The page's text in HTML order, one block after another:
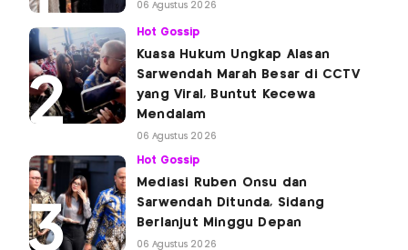
06 Agustus 2026
Hot Gossip
Kuasa Hukum Ungkap Alasan
Sarwendah Marah Besar di CCTV
yang Viral, Buntut Kecewa
Mendalam
06 Agustus 2026
Hot Gossip
Mediasi Ruben Onsu dan
Sarwendah Ditunda, Sidang
Berlanjut Minggu Depan
06 Agustus 2026